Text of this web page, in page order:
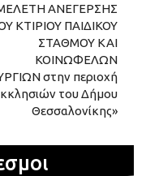
ΑΝΕΓΕΡΣΗΣ
ΚΤΙΡΙΟΥ ΠΑΙΔΙΚΟΥ
ΣΤΑΘΜΟΥ ΚΑΙ
ΚΟΙΝΩΦΕΛΩΝ
στην περιοχή
του Δήμου
Θεσσαλονίκης»